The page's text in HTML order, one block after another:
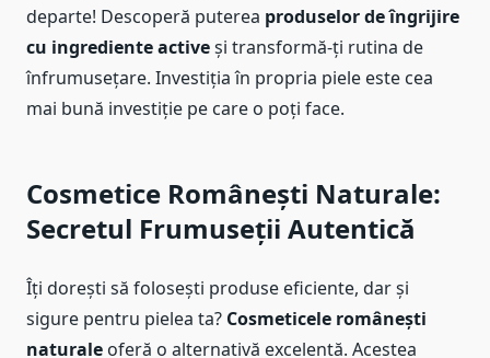
departe! Descoperă puterea produselor de îngrijire
cu ingrediente activeși transformă-ți rutina de
înfrumusețare. Investiția în propria piele este cea
mai bună investiție pe care o poți face.
Cosmetice Românești Naturale:
Secretul Frumuseții Autentică
Îți dorești să folosești produse eficiente, dar și
sigure pentru pielea ta? Cosmeticele românești
naturale oferă o alternativă excelentă. Acestea